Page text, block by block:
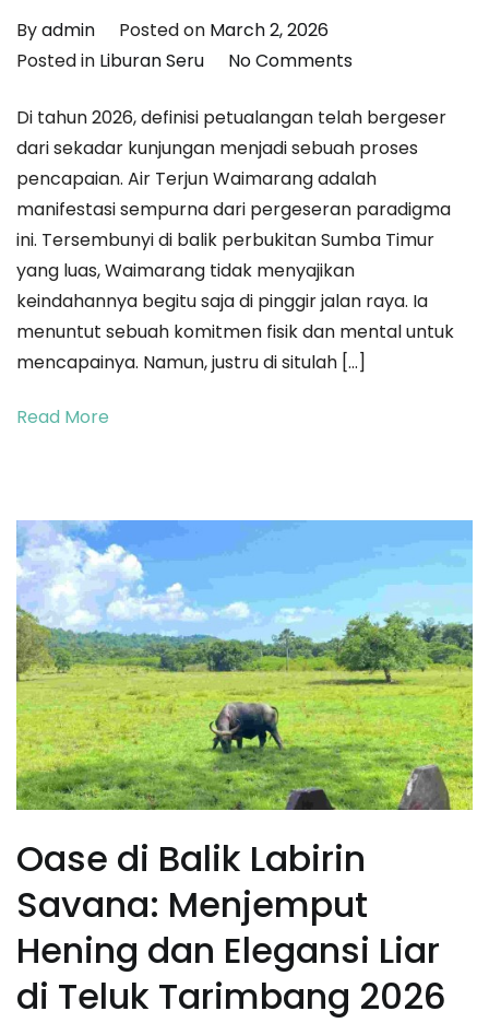
Byadmin Posted on March 2, 2026
Posted in Liburan Seru No Commentson
Toska
di
Balik
Tebing:
Mengapa
Waimarang
Adalah
Alasan
Terbaik
Timur
Di tahun 2026, definisi petualangan telah bergeser
dari sekadar kunjungan menjadi sebuah proses
pencapaian. Air Terjun Waimarang adalah
manifestasi sempurna dari pergeseran paradigma
ini. Tersembunyi di balik perbukitan Sumba Timur
yang luas, Waimarang tidak menyajikan
keindahannya begitu saja di pinggir jalan raya. Ia
menuntut sebuah komitmen fisik dan mental untuk
mencapainya. Namun, justru di situlah […]
Read More
Oase di Balik Labirin
Savana: Menjemput
Hening dan Elegansi Liar
di Teluk Tarimbang 2026